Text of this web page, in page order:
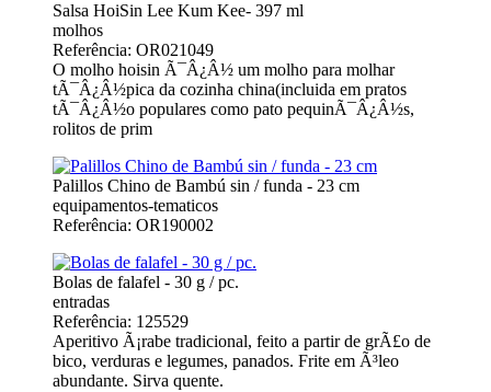
Salsa HoiSin Lee Kum Kee- 397 ml
molhos
Referência: OR021049
O molho hoisin Ã¯Â¿Â½ um molho para molhar
tÃ¯Â¿Â½pica da cozinha china(incluida em pratos
tÃ¯Â¿Â½o populares como pato pequinÃ¯Â¿Â½s,
rolitos de prim
Palillos Chino de Bambú sin / funda - 23 cm
equipamentos-tematicos
Referência: OR190002
Bolas de falafel - 30 g / pc.
entradas
Referência: 125529
Aperitivo Ã¡rabe tradicional, feito a partir de grÃ£o de
bico, verduras e legumes, panados. Frite em Ã³leo
abundante. Sirva quente.